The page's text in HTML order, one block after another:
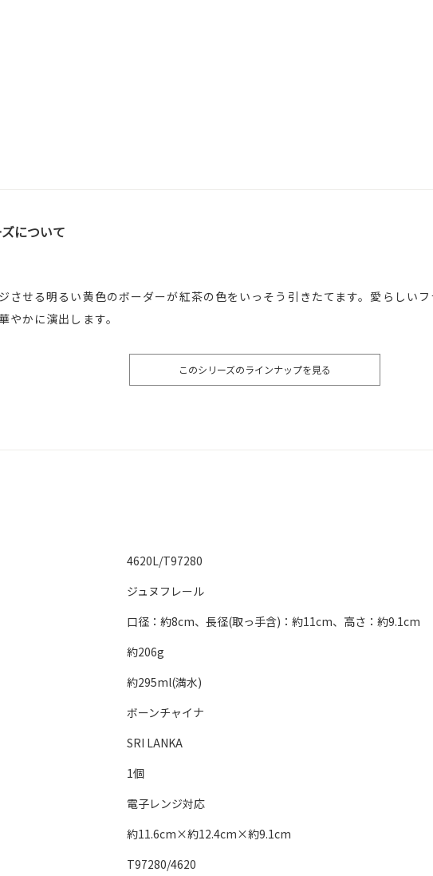
について
させる明るい黄色のボーダーが紅茶の色をいっそう引きたてます。愛らしい
やかに演出します。
このシリーズのラインナップを見る
4620L/T97280
ジュヌフレール
口径：約8cm、長径(取っ手含)：約11cm、高さ：約9.1cm
約206g
約295ml(満水)
ボーンチャイナ
SRI LANKA
1個
電子レンジ対応
約11.6cm×約12.4cm×約9.1cm
T97280/4620